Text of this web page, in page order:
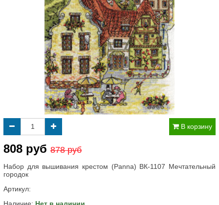
В корзину
808 руб 878 руб
Набор для вышивания крестом (Panna) ВК-1107 Мечтательный
городок
Артикул: